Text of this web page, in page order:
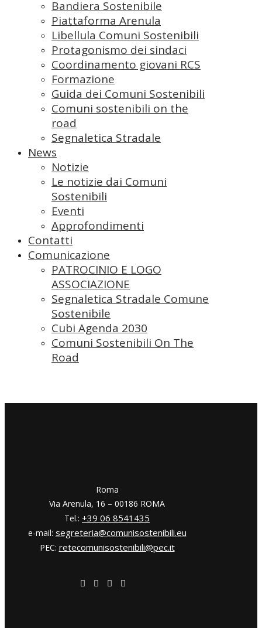
Bandiera Sostenibile
Piattaforma Arenula
Libellula Comuni Sostenibili
Protagonismo dei sindaci
Coordinamento giovani RCS
Formazione
Guida dei Comuni Sostenibili
Comuni sostenibili on the
road
Segnaletica Stradale
News
Notizie
Le notizie dai Comuni
Sostenibili
Eventi
Approfondimenti
Contatti
Comunicazione
PATROCINIO E LOGO
ASSOCIAZIONE
Segnaletica Stradale Comune
Sostenibile
Cubi Agenda 2030
Comuni Sostenibili On The
Road
​​Roma
Via Arenula, 16 – 00186 ROMA
Tel.: +39 06 8541435
e-mail: segreteria@comunisostenibili.eu
PEC: retecomunisostenibili@pec.it